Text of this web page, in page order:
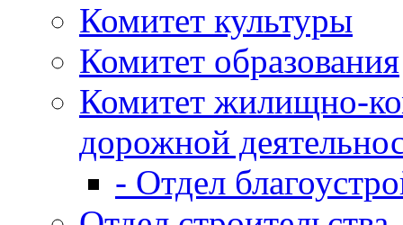
Комитет культуры
Комитет образования
Комитет жилищно-
дорожной
- Отдел